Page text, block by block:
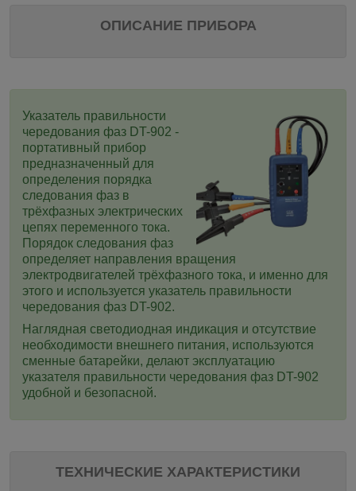
ОПИСАНИЕ ПРИБОРА
Указатель правильности
чередования фаз DT-902 -
портативный прибор
предназначенный для
определения порядка
следования фаз в
трёхфазных электрических
цепях переменного тока.
Порядок следования фаз
определяет направления вращения
электродвигателей трёхфазного тока, и именно для
этого и используется указатель правильности
чередования фаз DT-902.
Наглядная светодиодная индикация и отсутствие
необходимости внешнего питания, используются
сменные батарейки, делают эксплуатацию
указателя правильности чередования фаз DT-902
удобной и безопасной.
ТЕХНИЧЕСКИЕ ХАРАКТЕРИСТИКИ